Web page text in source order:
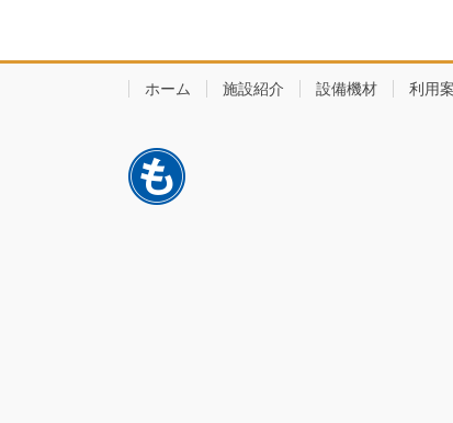
ホーム 施設紹介 設備機材 利用